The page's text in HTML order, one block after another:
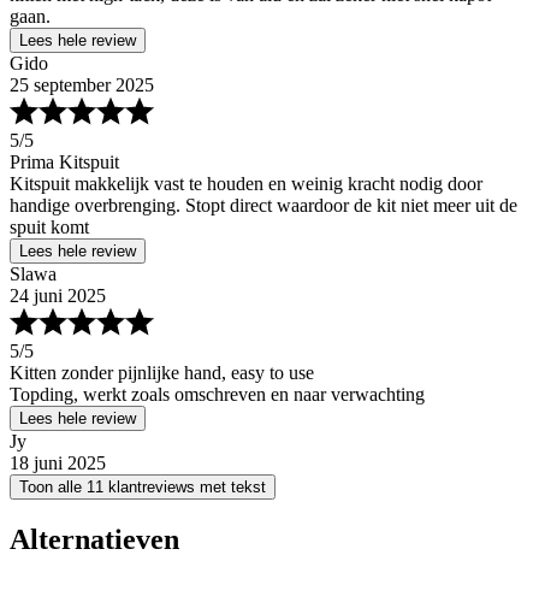
gaan.
Lees hele review
Gido
25 september 2025
5/5
Prima Kitspuit
Kitspuit makkelijk vast te houden en weinig kracht nodig door
handige overbrenging. Stopt direct waardoor de kit niet meer uit de
spuit komt
Lees hele review
Slawa
24 juni 2025
5/5
Kitten zonder pijnlijke hand, easy to use
Topding, werkt zoals omschreven en naar verwachting
Lees hele review
Jy
18 juni 2025
Toon alle 11 klantreviews met tekst
Alternatieven